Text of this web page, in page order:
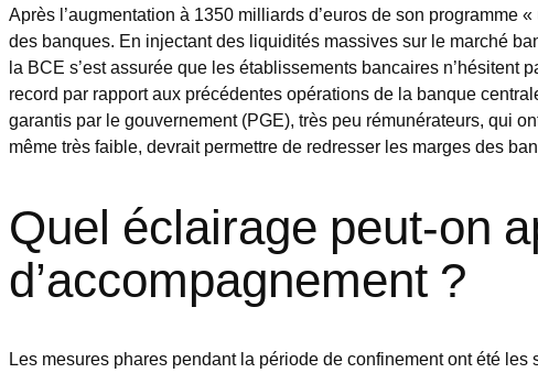
Après l’augmentation à 1350 milliards d’euros de son
des banques. En injectant des liquidités massives sur le marché
la BCE s’est assurée que les établissements bancaires
record par rapport aux précédentes opérations de la banque
garantis par le gouvernement (PGE), très peu rémunérateurs, qui
même très faible, devrait permettre de redresser les marges des
Quel éclairage peut-on
d’accompagnement ?
Les mesures phares pendant la période de confinement ont été les